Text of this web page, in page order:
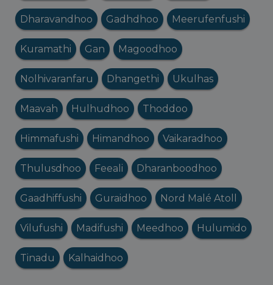
Dharavandhoo Gadhdhoo Meerufenfushi
Kuramathi Gan Magoodhoo
Nolhivaranfaru Dhangethi Ukulhas
Maavah Hulhudhoo Thoddoo
Himmafushi Himandhoo Vaikaradhoo
Thulusdhoo Feeali Dharanboodhoo
Gaadhiffushi Guraidhoo Nord Malé Atoll
Vilufushi Madifushi Meedhoo Hulumido
Tinadu Kalhaidhoo